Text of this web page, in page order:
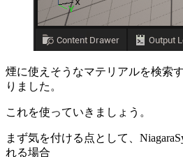
煙に使えそうなマテリアルを検索
りました。
これを使っていきましょう。
まず気を付ける点として、
れる場合